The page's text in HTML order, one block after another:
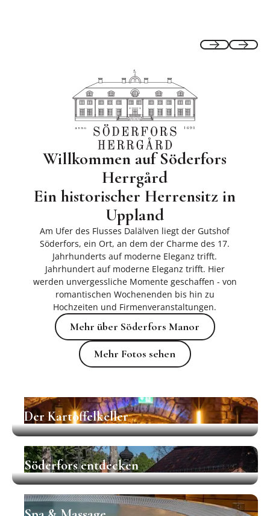
VorherigeNächste
Willkommen auf Söderfors
Herrgård
Ein historischer Herrensitz in
Uppland
Am Ufer des Flusses Dalälven liegt der Gutshof
Söderfors, ein Ort, an dem der Charme des 17.
Jahrhunderts auf moderne Eleganz trifft.
Jahrhundert auf moderne Eleganz trifft. Hier
werden unvergessliche Momente geschaffen - von
romantischen Wochenenden bis hin zu
Hochzeiten und Firmenveranstaltungen.
Mehr über Söderfors Manor
Mehr über Söderfors Manor
Mehr Fotos sehen
Mehr Fotos sehen
Der Kartoffelkeller
Söderfors entdecken
Söderfors entdecken